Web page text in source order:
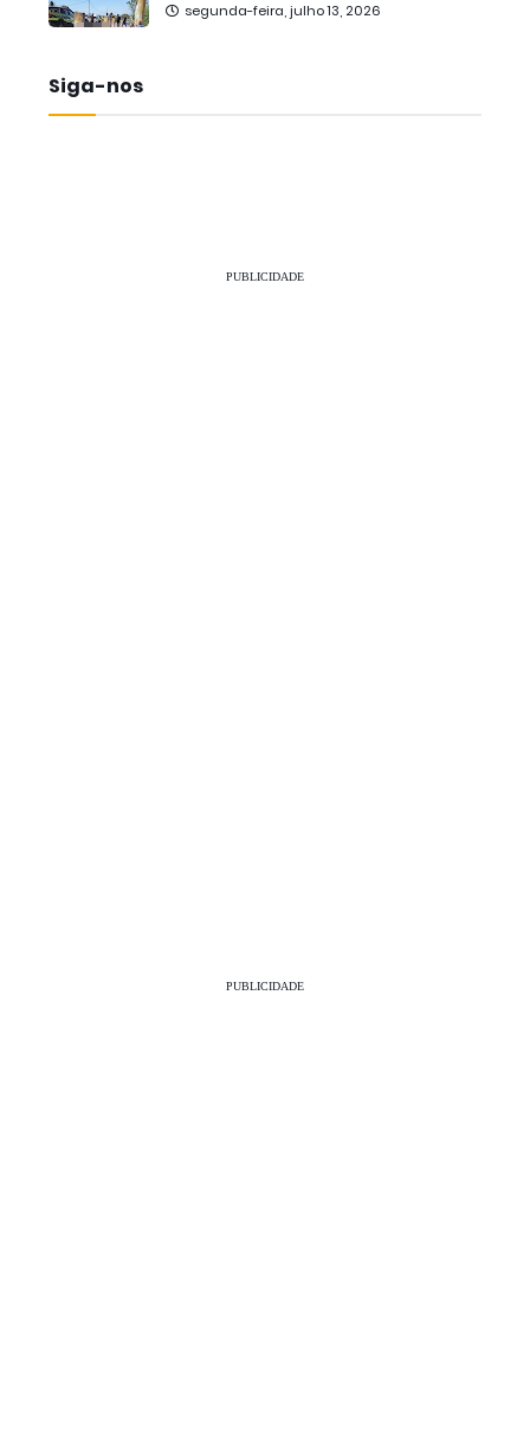
segunda-feira, julho 13, 2026
Siga-nos
PUBLICIDADE
PUBLICIDADE